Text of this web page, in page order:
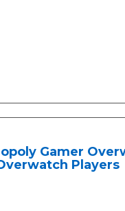
Gamer
Players